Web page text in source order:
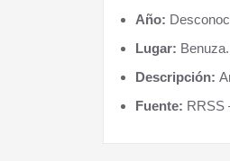
Año:
Lugar: Benuza.
Descripción:
Fuente: RRSS